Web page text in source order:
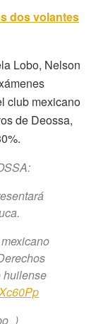
dos volantes
Lobo, Nelson
club mexicano
de Deossa,
huilense